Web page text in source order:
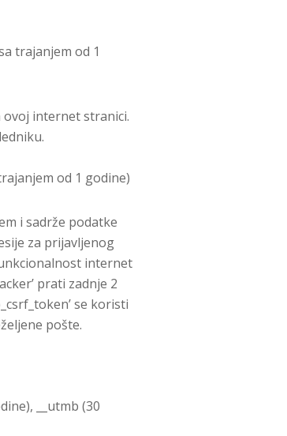
trajanjem od 1
internet stranici.
od 1 godine)
i sadrže podatke
za prijavljenog
internet
prati zadnje 2
se koristi
pošte.
__utmb (30